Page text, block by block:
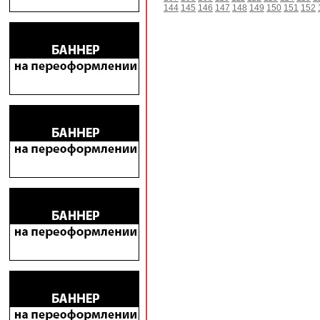
144 145 146 147 148 149 150 151 152